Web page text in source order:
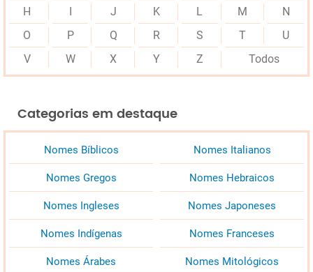
H
J K L M
N
O
P Q R S T
U
V
W X Y Z Todos
Categorias em destaque
Nomes Bíblicos Nomes Italianos
Nomes Gregos Nomes Hebraicos
Nomes Ingleses Nomes Japoneses
Nomes Indígenas Nomes Franceses
Nomes Árabes Nomes Mitológicos